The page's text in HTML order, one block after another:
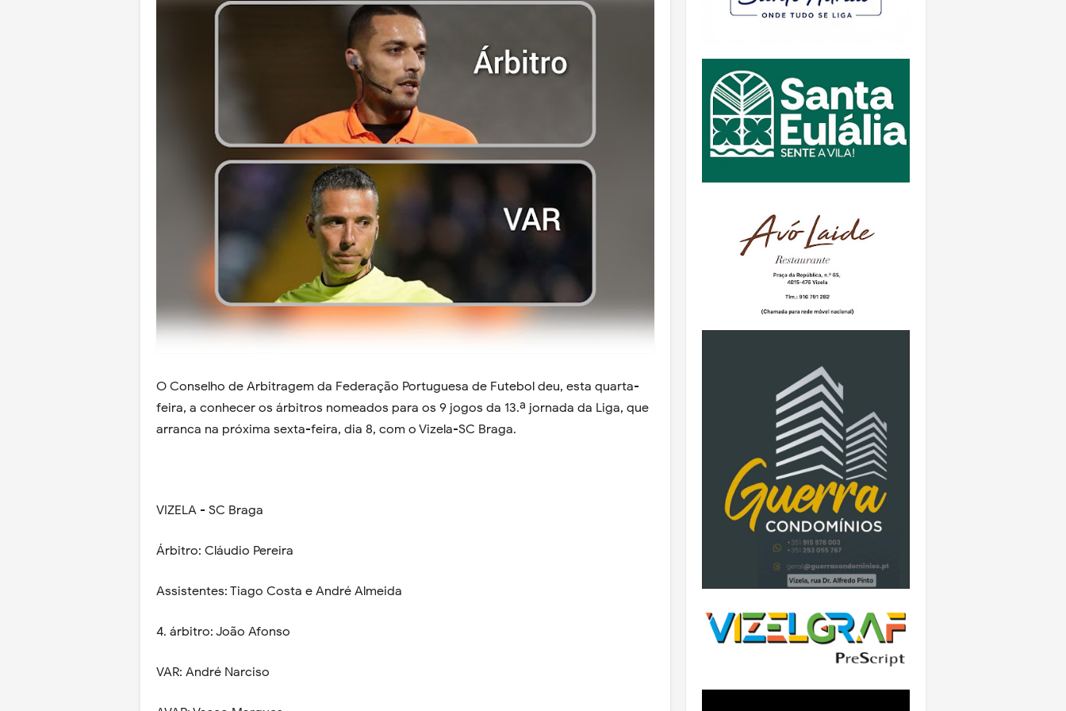
O Conselho de Arbitragem da Federação Portuguesa de Futebol deu, esta quarta-
feira, a conhecer os árbitros nomeados para os 9 jogos da 13.ª jornada da Liga, que
arranca na próxima sexta-feira, dia 8, com o Vizela-SC Braga.
VIZELA - SC Braga
Árbitro: Cláudio Pereira
Assistentes: Tiago Costa e André Almeida
4. árbitro: João Afonso
VAR: André Narciso